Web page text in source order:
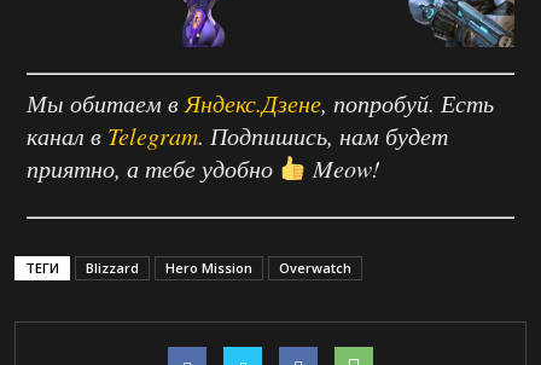
Мы обитаем в Яндекс.Дзене, попробуй. Есть
канал в Telegram. Подпишись, нам будет
приятно, а тебе удобно
Meow!
ТЕГИ Blizzard Hero Mission Overwatch